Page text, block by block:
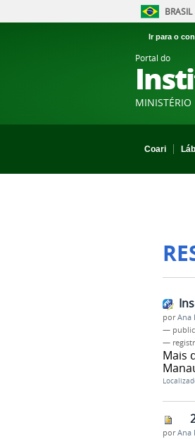
BRASIL
Ir para o
Portal do
MINISTÉRIO
Coari
porAna
—
—
Mais
porAna